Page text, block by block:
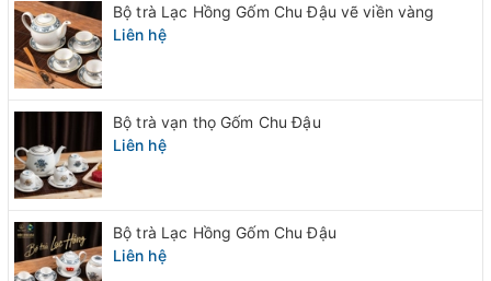
Việt Nam luôn gìn giữ trong mình những nét văn hóa truyền
thống là bản sắc nghìn năm văn hiến của dân tộc. Phong tục
thờ cúng thần Phật, gia tiên là nét đẹp ngàn đời mà người Việt
vẫn luôn gìn giữ và duy trì.
Bộ trà Lạc Hồng Gốm Chu Đậu vẽ viền vàng
Liên hệ
Bộ trà vạn thọ Gốm Chu Đậu
Liên hệ
Bộ trà Lạc Hồng Gốm Chu Đậu
Liên hệ